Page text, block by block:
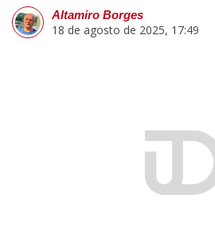
Altamiro Borges
18 de agosto de 2025, 17:49